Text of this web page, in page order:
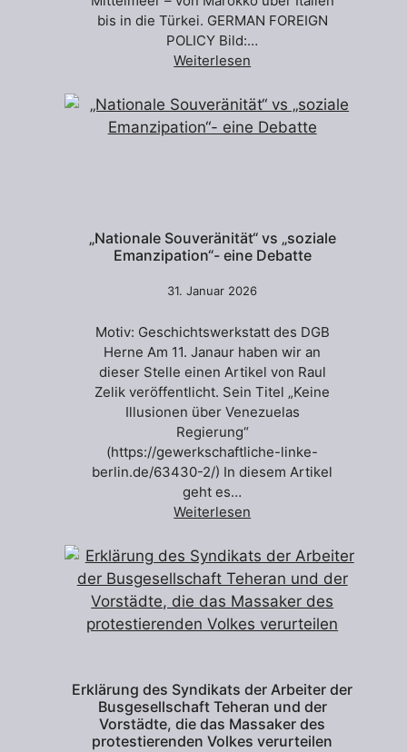
bis in die Türkei. GERMAN FOREIGN
POLICY Bild:…
Weiterlesen
„Nationale Souveränität“ vs „soziale
Emanzipation“- eine Debatte
31. Januar 2026
Motiv: Geschichtswerkstatt des DGB
Herne Am 11. Janaur haben wir an
dieser Stelle einen Artikel von Raul
Zelik veröffentlicht. Sein Titel „Keine
Illusionen über Venezuelas
Regierung“
(https://gewerkschaftliche-linke-
berlin.de/63430-2/) In diesem Artikel
geht es…
Weiterlesen
Erklärung des Syndikats der Arbeiter der
Busgesellschaft Teheran und der
Vorstädte, die das Massaker des
protestierenden Volkes verurteilen